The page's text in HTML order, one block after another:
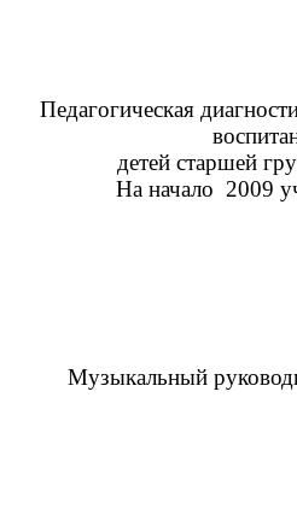
Педагогическая
детей старшей
На начало 2009
Музыкальный